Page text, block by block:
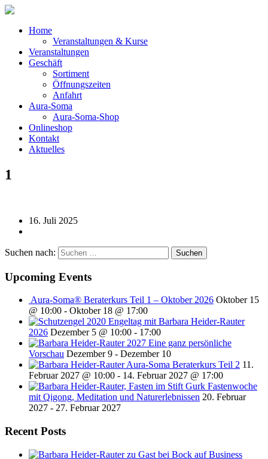
Home
Veranstaltungen & Kurse
Veranstaltungen
Geschäft
Sortiment
Öffnungszeiten
Anfahrt
Aura-Soma
Aura-Soma-Shop
Onlineshop
Kontakt
Aktuelles
1
16. Juli 2025
Suchen nach:
Upcoming Events
Aura-Soma® Beraterkurs Teil 1 – Oktober 2026 Oktober 15
@ 10:00 - Oktober 18 @ 17:00
Engeltag mit Barbara Heider-Rauter
2026 Dezember 5 @ 10:00 - 17:00
2027 Eine ganz persönliche
Vorschau Dezember 9 - Dezember 10
Aura-Soma Beraterkurs Teil 2 11.
Februar 2027 @ 10:00 - 14. Februar 2027 @ 17:00
Fastenwoche
mit Qigong, Meditation und Naturerlebnissen 20. Februar
2027 - 27. Februar 2027
Recent Posts